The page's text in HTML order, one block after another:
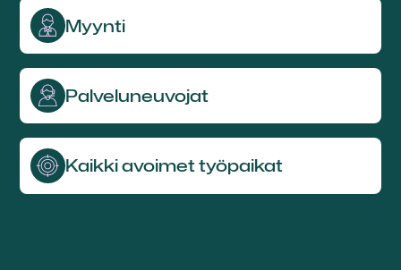
Myynti
Palvelu­neuvojat
Kaikki avoimet työpaikat